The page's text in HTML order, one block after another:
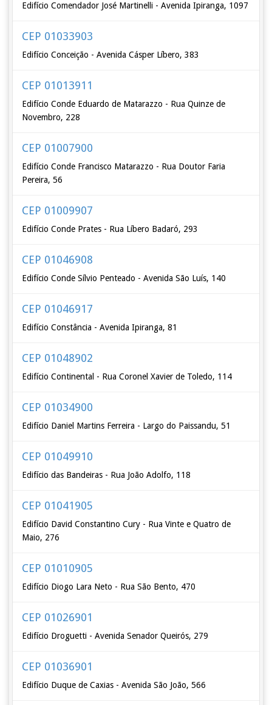
Edifício Comendador José Martinelli - Avenida Ipiranga, 1097
CEP 01033903
Edifício Conceição - Avenida Cásper Líbero, 383
CEP 01013911
Edifício Conde Eduardo de Matarazzo - Rua Quinze de
Novembro, 228
CEP 01007900
Edifício Conde Francisco Matarazzo - Rua Doutor Faria
Pereira, 56
CEP 01009907
Edifício Conde Prates - Rua Líbero Badaró, 293
CEP 01046908
Edifício Conde Sílvio Penteado - Avenida São Luís, 140
CEP 01046917
Edifício Constância - Avenida Ipiranga, 81
CEP 01048902
Edifício Continental - Rua Coronel Xavier de Toledo, 114
CEP 01034900
Edifício Daniel Martins Ferreira - Largo do Paissandu, 51
CEP 01049910
Edifício das Bandeiras - Rua João Adolfo, 118
CEP 01041905
Edifício David Constantino Cury - Rua Vinte e Quatro de
Maio, 276
CEP 01010905
Edifício Diogo Lara Neto - Rua São Bento, 470
CEP 01026901
Edifício Droguetti - Avenida Senador Queirós, 279
CEP 01036901
Edifício Duque de Caxias - Avenida São João, 566